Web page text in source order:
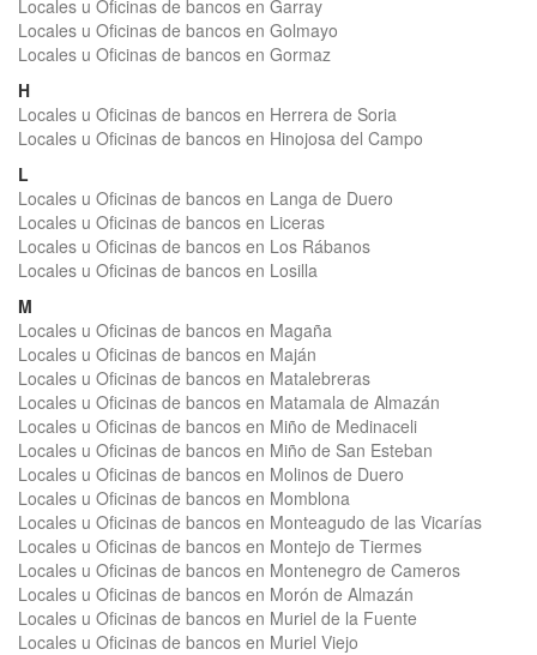
Locales u Oficinas de bancos en Garray
Locales u Oficinas de bancos en Golmayo
Locales u Oficinas de bancos en Gormaz
H
Locales u Oficinas de bancos en Herrera de Soria
Locales u Oficinas de bancos en Hinojosa del Campo
L
Locales u Oficinas de bancos en Langa de Duero
Locales u Oficinas de bancos en Liceras
Locales u Oficinas de bancos en Los Rábanos
Locales u Oficinas de bancos en Losilla
M
Locales u Oficinas de bancos en Magaña
Locales u Oficinas de bancos en Maján
Locales u Oficinas de bancos en Matalebreras
Locales u Oficinas de bancos en Matamala de Almazán
Locales u Oficinas de bancos en Miño de Medinaceli
Locales u Oficinas de bancos en Miño de San Esteban
Locales u Oficinas de bancos en Molinos de Duero
Locales u Oficinas de bancos en Momblona
Locales u Oficinas de bancos en Monteagudo de las Vicarías
Locales u Oficinas de bancos en Montejo de Tiermes
Locales u Oficinas de bancos en Montenegro de Cameros
Locales u Oficinas de bancos en Morón de Almazán
Locales u Oficinas de bancos en Muriel de la Fuente
Locales u Oficinas de bancos en Muriel Viejo